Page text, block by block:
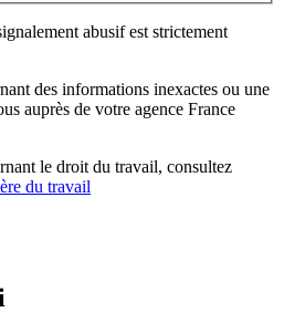
abusif est strictement
des informations inexactes ou une
auprès de votre agence France
le droit du travail, consultez
du travail